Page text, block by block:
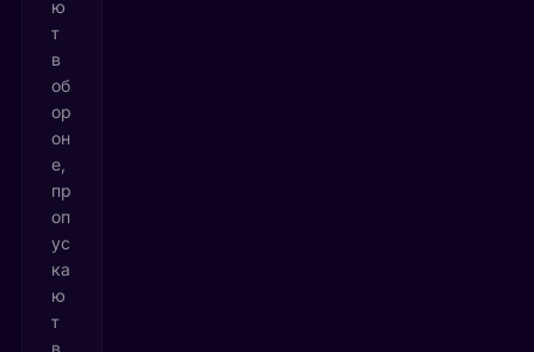
ю
т
в
об
ор
он
е,
пр
оп
ус
ка
ю
т
в